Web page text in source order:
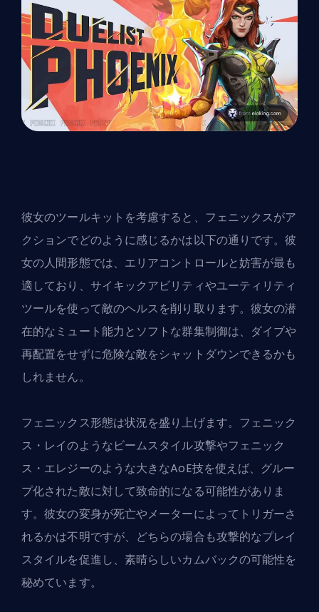
彼女のツールキットを考慮すると、フェニックスがア
クションでどのように感じるかは以下の通りです。彼
女の人間形態では、エリアコントロールと妨害が最も
適しており、サイキックアビリティやユーティリティ
ツールを使って敵のヘルスを削り取ります。彼女の潜
在的なミュート能力とソフトな群集制御は、ダイブや
再配置をせずに危険な敵をシャットダウンできるかも
しれません。
フェニックス形態は状況を盛り上げます。フェニック
ス・レイのようなビームスタイル攻撃やフェニック
ス・エレジーのような大きなAoE技を使えば、グルー
プ化された敵に対して致命的になる可能性がありま
す。彼女の変身が死亡やメーターによってトリガーさ
れるかは不明ですが、どちらの場合も攻撃的なプレイ
スタイルを促進し、素晴らしいカムバックの可能性を
秘めています。